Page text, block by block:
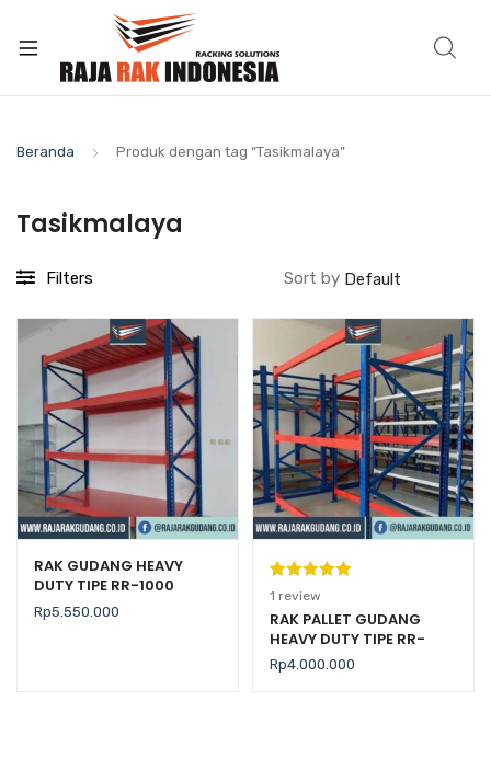
Beranda Produk dengan tag “Tasikmalaya”
Tasikmalaya
Filters Sort by
RAK GUDANG HEAVY
DUTY TIPE RR-1000
Rp5.550.000
Peringkat
5.00dari 5
berdasarka
n
1
penilaian
1 review
RAK PALLET GUDANG
HEAVY DUTY TIPE RR-
2000 KAPASITAS 2 TON /
LEVEL
Rp4.000.000